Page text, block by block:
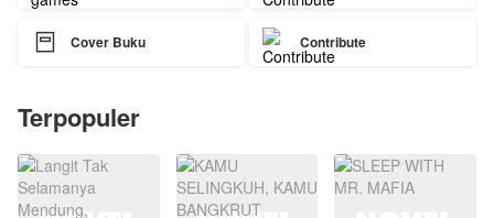
 Cover Buku Contribute
Terpopuler